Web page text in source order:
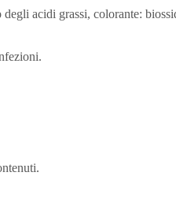
acidi grassi, colorante: